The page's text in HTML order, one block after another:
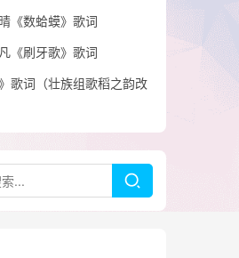
《数蛤蟆》歌词
《刷牙歌》歌词
歌词（壮族组歌稻之韵改